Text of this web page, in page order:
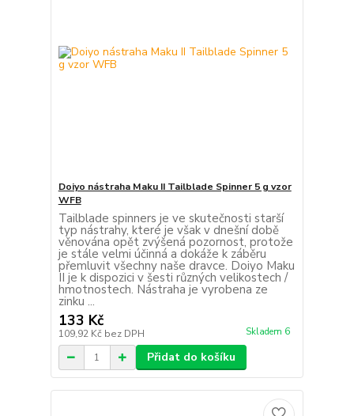
Doiyo nástraha Maku II Tailblade Spinner 5 g vzor
WFB
Tailblade spinners je ve skutečnosti starší
typ nástrahy, které je však v dnešní době
věnována opět zvýšená pozornost, protože
je stále velmi účinná a dokáže k záběru
přemluvit všechny naše dravce. Doiyo Maku
II je k dispozici v šesti různých velikostech /
hmotnostech. Nástraha je vyrobena ze
zinku ...
133 Kč
109,92 Kč bez DPH Skladem 6
Přidat do košíku